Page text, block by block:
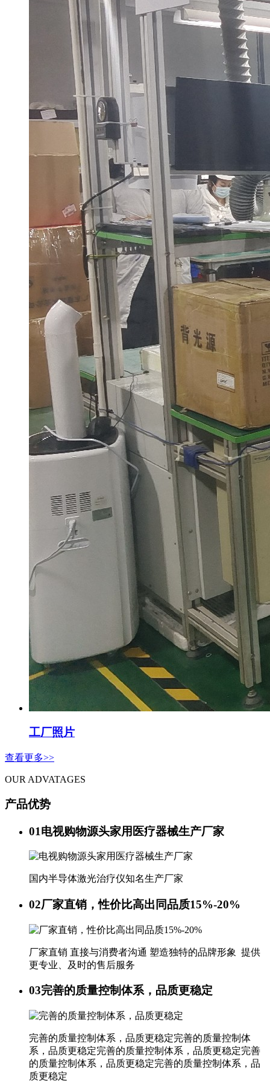
工厂照片
查看更多>>
OUR ADVATAGES
产品优势
01电视购物源头家用医疗器械生产厂家
国内半导体激光治疗仪知名生产厂家
02厂家直销，性价比高出同品质15%-20%
厂家直销 直接与消费者沟通 塑造独特的品牌形象 提供
更专业、及时的售后服务
03完善的质量控制体系，品质更稳定
完善的质量控制体系，品质更稳定完善的质量控制体
系，品质更稳定完善的质量控制体系，品质更稳定完善
的质量控制体系，品质更稳定完善的质量控制体系，品
质更稳定